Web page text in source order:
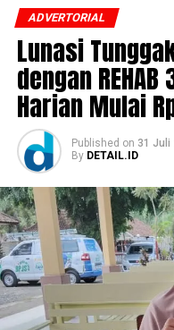
ADVERTORIAL
Lunasi
dengan
Harian Mulai
Published on 31 Juli
By DETAIL.ID